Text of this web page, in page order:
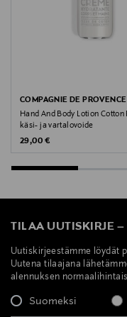
Digitaalinen osoite
info@dermarome.se
ihonhoito,
vartalonhoito
COMPAGNIE DE PROVENCE
Hand And Body Lotion Cotton
käsi- ja vartalovoide
Original Price
29,00 €
TILAA UUTISKIRJE –
Uutiskirjeestämme löydät
Uutena tilaajana
alennuksen
Suomeksi